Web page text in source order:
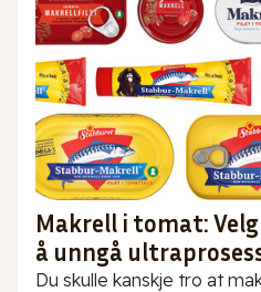
Makrell i tomat:
å unngå
Du skulle kanskje tro at